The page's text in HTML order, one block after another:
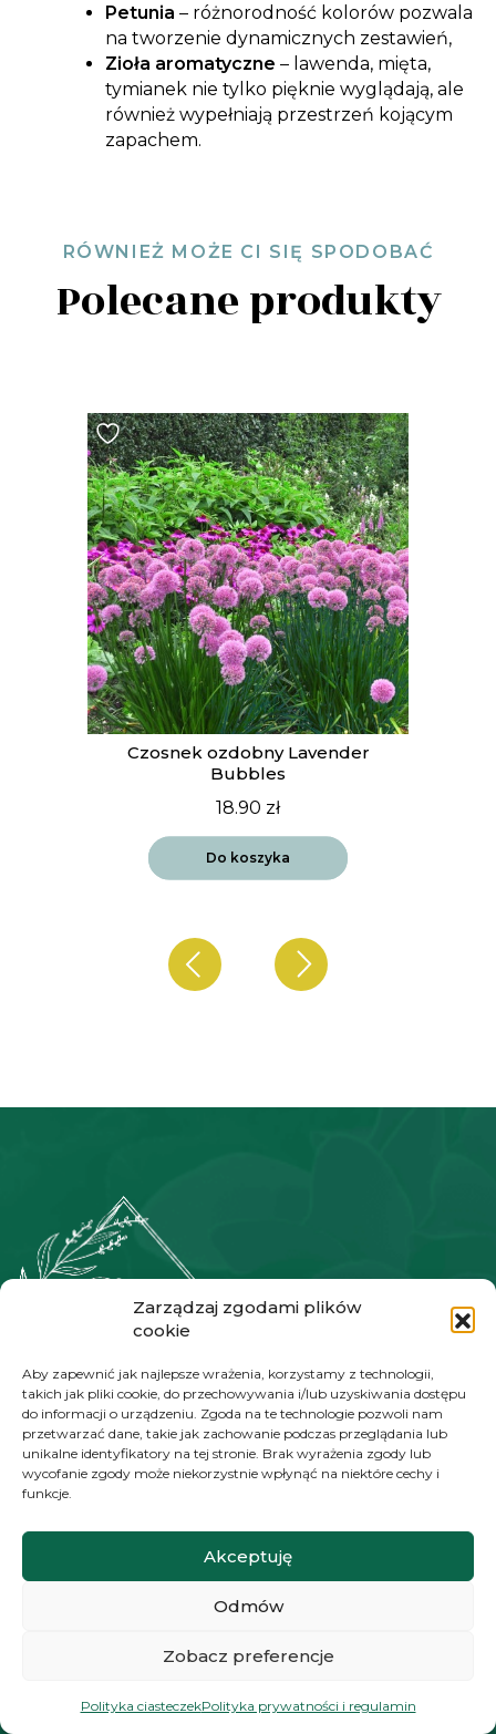
Zarządzaj zgodami plików
cookie
Aby zapewnić jak najlepsze wrażenia, korzystamy z technologii,
takich jak pliki cookie, do przechowywania i/lub uzyskiwania dostępu
do informacji o urządzeniu. Zgoda na te technologie pozwoli nam
przetwarzać dane, takie jak zachowanie podczas przeglądania lub
unikalne identyfikatory na tej stronie. Brak wyrażenia zgody lub
wycofanie zgody może niekorzystnie wpłynąć na niektóre cechy i
funkcje.
Akceptuję
Odmów
Zobacz preferencje
Polityka ciasteczekPolityka prywatności i regulamin
Petunia – różnorodność kolorów pozwala
na tworzenie dynamicznych zestawień,
Zioła aromatyczne – lawenda, mięta,
tymianek nie tylko pięknie wyglądają, ale
również wypełniają przestrzeń kojącym
zapachem.
RÓWNIEŻ MOŻE CI SIĘ SPODOBAĆ
Polecane produkty
Czosnek ozdobny Lavender
Bubbles
18.90 zł
Do koszyka
SOCIAL MEDIA
Rośliny od zawsze były moją pasją. Moim zdaniem
komunikują się między sobą.
INFORMACJA
Kontakt